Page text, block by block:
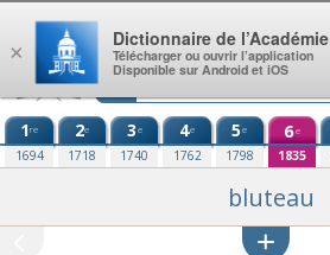
Aller au contenu
1re
1694
2e
1718
3e
1740
4e
1762
5e
1798
6e
1835
bluteau
×
Dictionnaire de l’Académie
Télécharger ou ouvrir l’application
Disponible sur Android et iOS